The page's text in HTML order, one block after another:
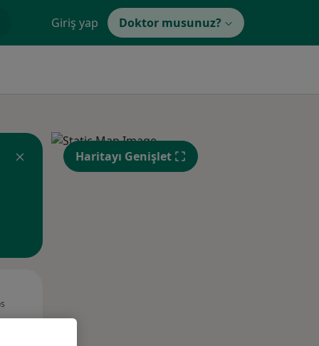
Giriş yap Doktor musunuz?
Haritayı Genişlet